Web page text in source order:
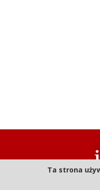
Ta strona